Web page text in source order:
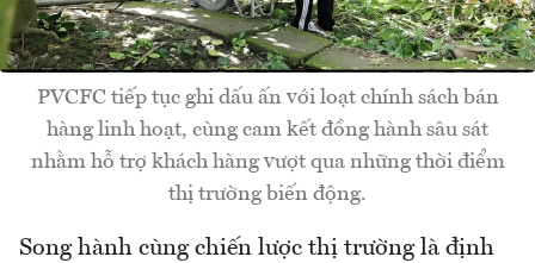
PVCFC tiếp tục ghi dấu ấn với loạt chính sách bán
hàng linh hoạt, cùng cam kết đồng hành sâu sát
nhằm hỗ trợ khách hàng vượt qua những thời điểm
thị trường biến động.
Song hành cùng chiến lược thị trường là định